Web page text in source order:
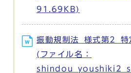
91.69KB)
振動規制法_様式第2_特
(ファイル名：